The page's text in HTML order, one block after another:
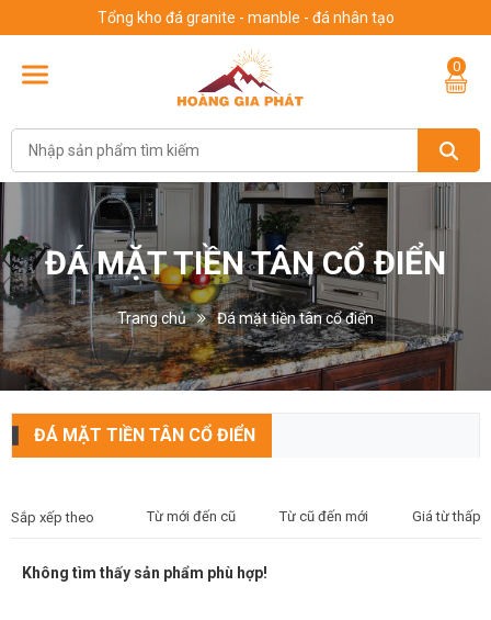
Tổng kho đá granite - manble - đá nhân tạo
0
ĐÁ MẶT TIỀN TÂN CỔ ĐIỂN
Trang chủ Đá mặt tiền tân cổ điển
ĐÁ MẶT TIỀN TÂN CỔ ĐIỂN
Sắp xếp theo Từ mới đến cũ Từ cũ đến mới Giá từ thấp
Không tìm thấy sản phẩm phù hợp!